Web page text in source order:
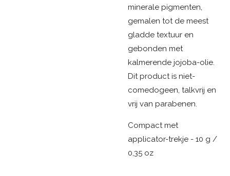
minerale pigmenten,
gemalen tot de meest
gladde textuur en
gebonden met
kalmerende jojoba-olie.
Dit product is niet-
comedogeen, talkvrij en
vrij van parabenen.
Compact met
applicator-trekje - 10 g /
0,35 oz